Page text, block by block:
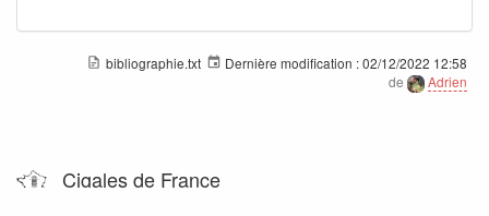
bibliographie.txt Dernière modification :02/12/2022 12:58
de
Adrien
Cigales de France